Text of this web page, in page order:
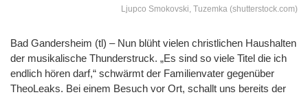
Ljupco Smokovski, Tuzemka (shutterstock.com)
Bad Gandersheim (tl) – Nun blüht vielen christlichen Haushalten
der musikalische Thunderstruck. „Es sind so viele Titel die ich
endlich hören darf,“ schwärmt der Familienvater gegenüber
TheoLeaks. Bei einem Besuch vor Ort, schallt uns bereits der